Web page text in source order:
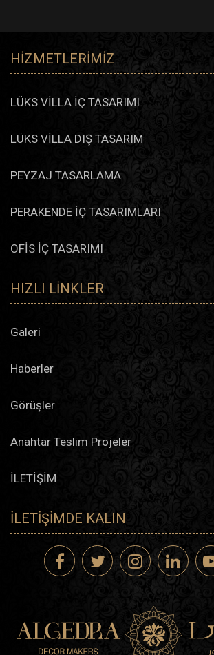
HIZMETLERIMIZ
LÜKS VİLLA İÇ TASARIMI
LÜKS VİLLA DIŞ TASARIM
PEYZAJ TASARLAMA
PERAKENDE İÇ TASARIMLARI
OFİS İÇ TASARIMI
HIZLI LINKLER
Galeri
Haberler
Görüşler
Anahtar Teslim Projeler
İLETİŞİM
İLETIŞIMDE KALIN